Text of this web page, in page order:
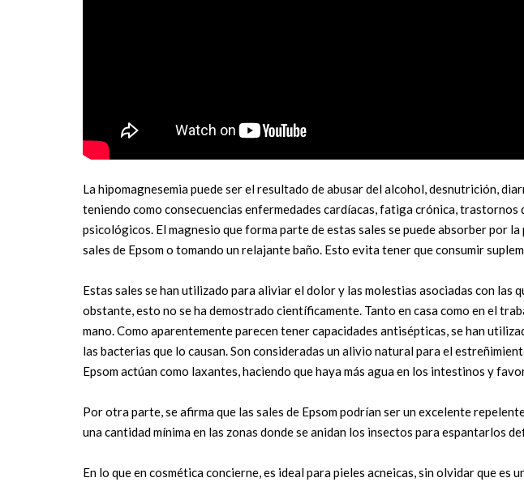
La hipomagnesemia puede ser el resultado de abusar del alcohol, desnutrición,
teniendo como consecuencias enfermedades cardíacas, fatiga crónica,
psicológicos. El magnesio que forma parte de estas sales se puede absorber por
sales de Epsom o tomando un relajante baño. Esto evita tener que consumir
Estas sales se han utilizado para aliviar el dolor y las molestias asociadas con las
obstante, esto no se ha demostrado científicamente. Tanto en casa como en el
mano. Como aparentemente parecen tener capacidades antisépticas, se han
las bacterias que lo causan. Son consideradas un alivio natural para el
Epsom actúan como laxantes, haciendo que haya más agua en los intestinos y
Por otra parte, se afirma que las sales de Epsom podrían ser un excelente
una cantidad mínima en las zonas donde se anidan los insectos para espantarlos
En lo que en cosmética concierne, es ideal para pieles acneicas, sin olvidar que